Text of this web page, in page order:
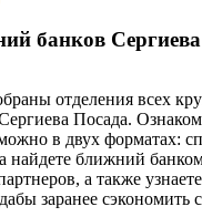
банков
отделения всех
Посада.
в двух форматах:
найдете ближний
а также
заранее сэкономить